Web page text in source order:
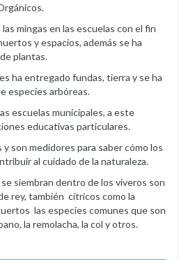
mingas en las escuelas con el fin
y espacios, además se ha
plantas.
ha entregado fundas, tierra y se ha
especies arbóreas.
escuelas municipales, a este
educativas particulares.
son medidores para saber cómo los
al cuidado de la naturaleza.
siembran dentro de los viveros son
rey, también cítricos como la
las especies comunes que son
la remolacha, la col y otros.